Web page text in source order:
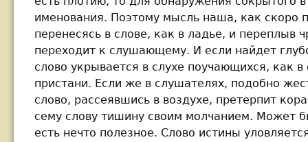
именования. Поэтому мысль наша, как скоро
перенесясь в слове, как в ладье, и переплыв
переходит к слушающему. И если найдет
слово укрывается в слухе поучающихся, как
пристани. Если же в слушателях, подобно
слово, рассеявшись в воздухе, претерпит
сему слову тишину своим молчанием. Может
есть нечто полезное. Слово истины